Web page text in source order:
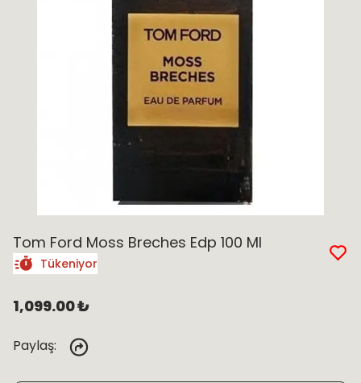
Tom Ford Moss Breches Edp 100 Ml
Tükeniyor
1,099.00 ₺
Paylaş: